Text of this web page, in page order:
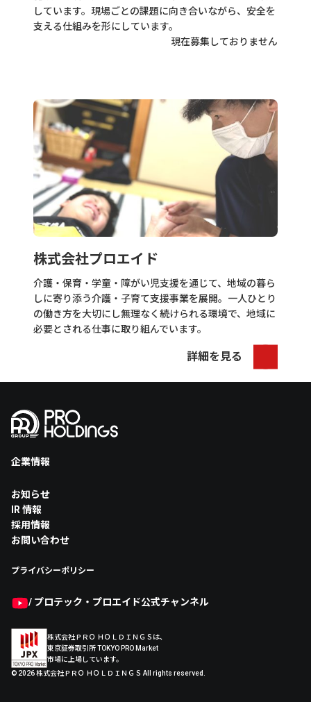
しています。現場ごとの課題に向き合いながら、安全を
支える仕組みを形にしています。
現在募集しておりません
株式会社プロエイド
介護・保育・学童・障がい児支援を通じて、地域の暮ら
しに寄り添う介護・子育て支援事業を展開。一人ひとり
の働き方を大切にし無理なく続けられる環境で、地域に
必要とされる仕事に取り組んでいます。
詳細を見る
企業情報
企業情報 トップ
事業情報
企業理念
会社概要
お知らせ
IR 情報
採用情報
お問い合わせ
プライバシーポリシー
/ プロテック・プロエイド公式チャンネル
株式会社ＰＲＯ ＨＯＬＤＩＮＧＳは、
東京証券取引所 TOKYO PRO Market
市場に上場しています。
© 2026 株式会社ＰＲＯ ＨＯＬＤＩＮＧＳ All rights reserved.